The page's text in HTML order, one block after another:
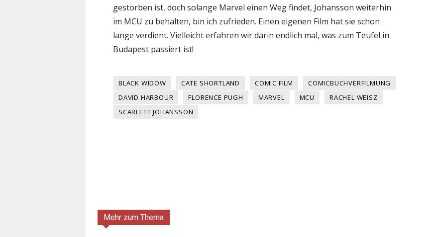
gestorben ist, doch solange Marvel einen Weg findet, Johansson weiterhin
im MCU zu behalten, bin ich zufrieden. Einen eigenen Film hat sie schon
lange verdient. Vielleicht erfahren wir darin endlich mal, was zum Teufel in
Budapest passiert ist!
BLACK WIDOW CATE SHORTLAND COMIC FILM
COMICBUCHVERFILMUNG
DAVID HARBOUR
FLORENCE PUGH MARVEL MCU
RACHEL WEISZ
SCARLETT JOHANSSON
Mehr zum Thema